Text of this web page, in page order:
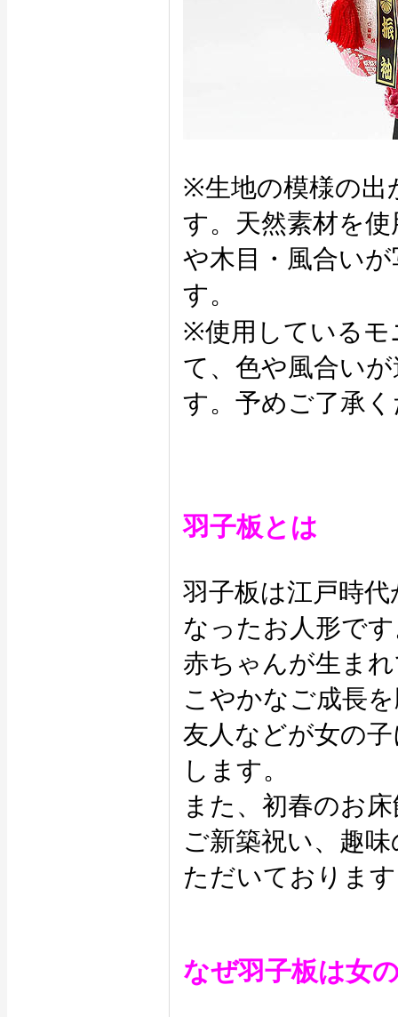
※生地の模様の出
す。天然素材を
や木目・風合い
す。
※使用しているモ
て、色や風合い
す。予めご了承
羽子板とは
羽子板は江戸時
なったお人形で
赤ちゃんが生ま
こやかなご成長
友人などが女の
します。
また、初春のお
ご新築祝い、趣
ただいておりま
なぜ羽子板は女